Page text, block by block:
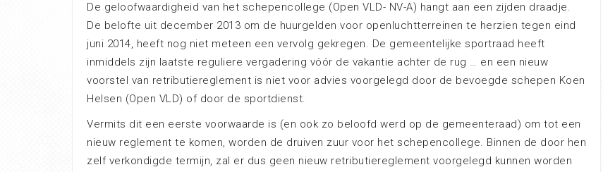
De geloofwaardigheid van het schepencollege (Open VLD- NV-A) hangt aan een zijden draadje.
De belofte uit december 2013 om de huurgelden voor openluchtterreinen te herzien tegen eind
juni 2014, heeft nog niet meteen een vervolg gekregen. De gemeentelijke sportraad heeft
inmiddels zijn laatste reguliere vergadering vóór de vakantie achter de rug … en een nieuw
voorstel van retributiereglement is niet voor advies voorgelegd door de bevoegde schepen Koen
Helsen (Open VLD) of door de sportdienst.
Vermits dit een eerste voorwaarde is (en ook zo beloofd werd op de gemeenteraad) om tot een
nieuw reglement te komen, worden de druiven zuur voor het schepencollege. Binnen de door hen
zelf verkondigde termijn, zal er dus geen nieuw retributiereglement voorgelegd kunnen worden